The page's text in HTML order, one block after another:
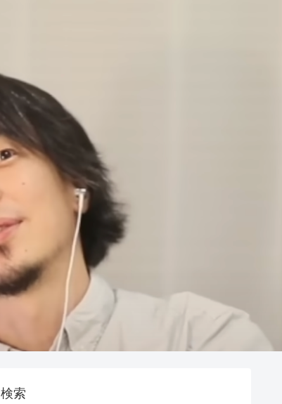
検索